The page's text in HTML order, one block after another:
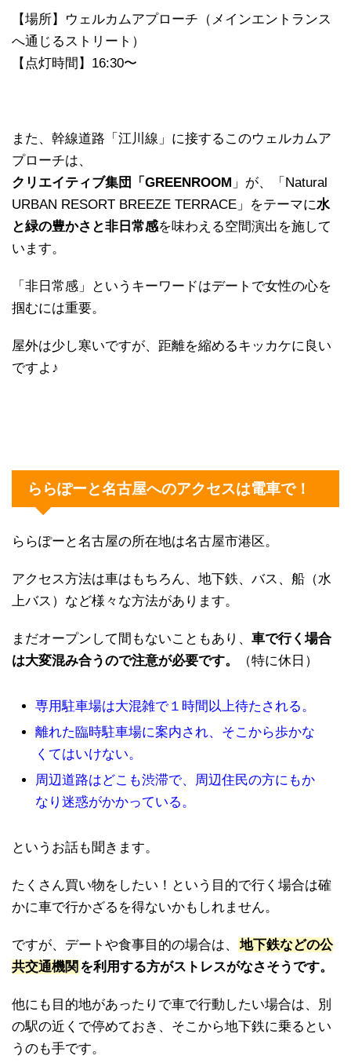
【場所】ウェルカムアプローチ（メインエントランス
へ通じるストリート）
【点灯時間】16:30〜
また、幹線道路「江川線」に接するこのウェルカムア
プローチは、
クリエイティブ集団「GREENROOM 」が、「Natural
URBAN RESORT BREEZE TERRACE」をテーマに水
と緑の豊かさと非日常感を味わえる空間演出を施して
います。
「非日常感」というキーワードはデートで女性の心を
掴むには重要。
屋外は少し寒いですが、距離を縮めるキッカケに良い
ですよ♪
ららぽーと名古屋へのアクセスは電車で！
ららぽーと名古屋の所在地は名古屋市港区。
アクセス方法は車はもちろん、地下鉄、バス、船（水
上バス）など様々な方法があります。
まだオープンして間もないこともあり、 車で行く場合
は大変混み合うので注意が必要です。
（特に休日）
専用駐車場は大混雑で１時間以上待たされる。
離れた臨時駐車場に案内され、そこから歩かな
くてはいけない。
周辺道路はどこも渋滞で、周辺住民の方にもか
なり迷惑がかかっている。
というお話も聞きます。
たくさん買い物をしたい！という目的で行く場合は確
かに車で行かざるを得ないかもしれません。
ですが、デートや食事目的の場合は、
地下鉄などの公
共交通機関 を利用する方がストレスがなさそうです。
他にも目的地があったりで車で行動したい場合は、別
の駅の近くで停めておき、そこから地下鉄に乗るとい
うのも手です。